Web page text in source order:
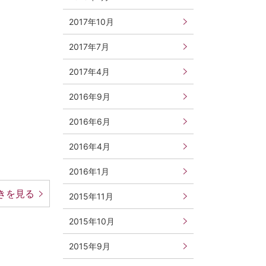
を見る
2017年10月
2017年7月
2017年4月
2016年9月
2016年6月
2016年4月
2016年1月
2015年11月
2015年10月
2015年9月